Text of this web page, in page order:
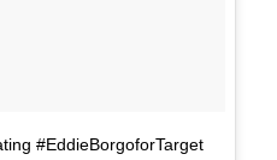
#EddieBorgoforTarget